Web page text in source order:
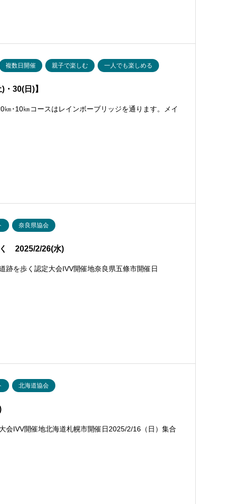
複数日開催 親子で楽しむ 一人でも楽しめる
30(日)】
･10㎞コースはレインボーブリッジを通ります。メイ
奈良県協会
2025/2/26(水)
を歩く認定大会IVV開催地奈良県五條市開催日
北海道協会
会IVV開催地北海道札幌市開催日2025/2/16（日）集合